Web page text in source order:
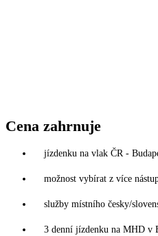
Cena zahrnuje
jízdenku na vlak ČR -
možnost vybírat z více
služby místního česky/
3 denní jízdenku na MHD v